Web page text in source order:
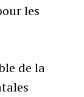
les
de la